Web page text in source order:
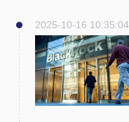
2025-10-16 10:35:04